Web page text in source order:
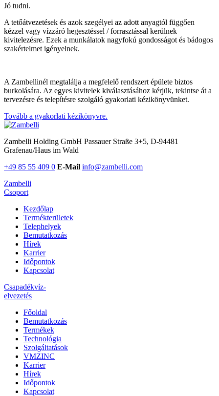
Jó tudni.
A tetőátvezetések és azok szegélyei az adott anyagtól függően
kézzel vagy vízzáró hegesztéssel / forrasztással kerülnek
kivitelezésre. Ezek a munkálatok nagyfokú gondosságot és bádogos
szakértelmet igényelnek.
A Zambellinél megtalálja a megfelelő rendszert épülete biztos
burkolására. Az egyes kivitelek kiválasztásához kérjük, tekintse át a
tervezésre és telepítésre szolgáló gyakorlati kézikönyvünket.
Tovább a gyakorlati kézikönyvre.
Zambelli Holding GmbH Passauer Straße 3+5, D-94481
Grafenau/Haus im Wald
+49 85 55 409 0 E-Mail info@zambelli.com
Zambelli
Csoport
Kezdőlap
Termékterületek
Telephelyek
Bemutatkozás
Hírek
Karrier
Időpontok
Kapcsolat
Csapadékvíz-
elvezetés
Főoldal
Bemutatkozás
Termékek
Technológia
Szolgáltatások
VMZINC
Karrier
Hírek
Időpontok
Kapcsolat